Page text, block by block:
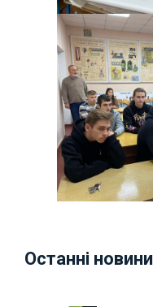
Останні новини